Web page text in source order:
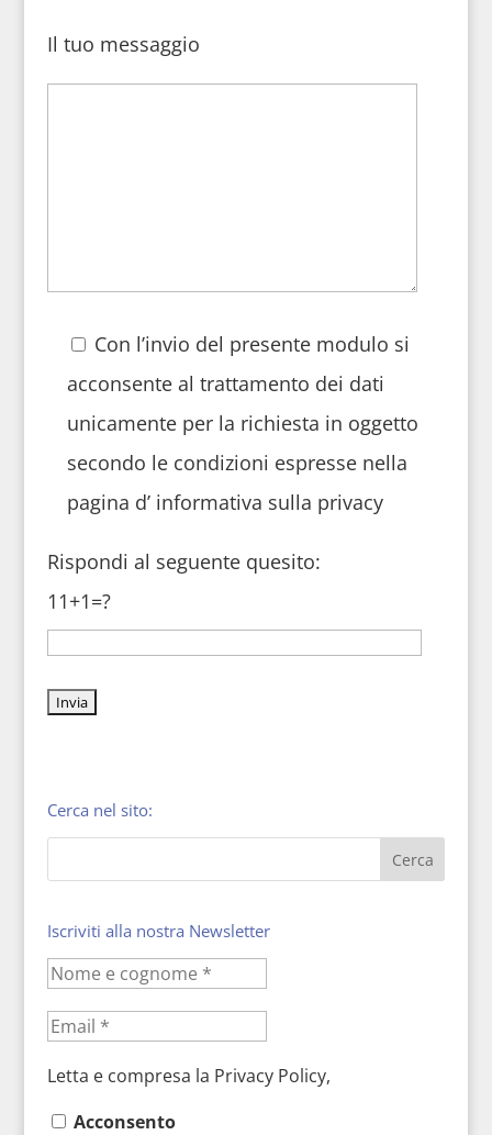
Il tuo messaggio
Con l’invio del presente modulo si
acconsente al trattamento dei dati
unicamente per la richiesta in oggetto
secondo le condizioni espresse nella
pagina d’ informativa sulla privacy
Rispondi al seguente quesito:
11+1=?
Cerca nel sito:
Iscriviti alla nostra Newsletter
Letta e compresa la Privacy Policy,
Acconsento